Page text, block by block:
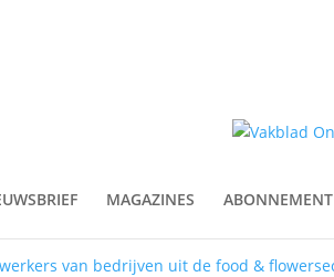
MAGAZINES ABONNEMENT